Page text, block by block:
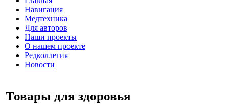
Навигация
Медтехника
Для авторов
Наши проекты
О нашем проекте
Редколлегия
Новости
Товары для здоровья